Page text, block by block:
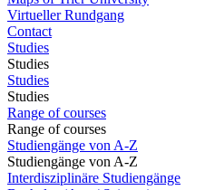
Virtueller Rundgang
Contact
Studies
Studies
Studies
Studies
Range of courses
Range of courses
Studiengänge von A-Z
Studiengänge von A-Z
Interdisziplinäre Studiengänge